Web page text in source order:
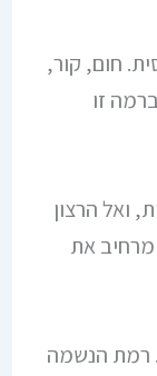
חום, קור,
זו
ואל הרצון
את
. רמת הנשמה